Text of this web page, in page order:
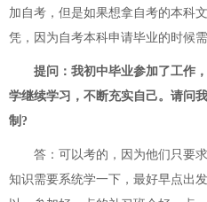
加自考，但是如果想拿自考的本科
凭，因为自考本科申请毕业的时候
提问：我初中毕业参加了工作
学继续学习，不断充实自己。请问
制?
答：可以考的，因为他们只要
知识需要系统学一下，最好早点出